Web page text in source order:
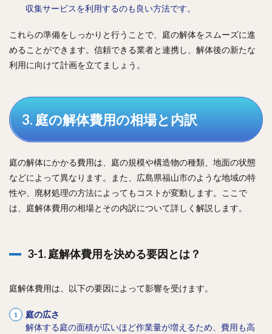
収集サービスを利用するのも良い方法です。
これらの準備をしっかりと行うことで、庭の解体をスムーズに進
めることができます。信頼できる業者と連携し、解体後の新たな
利用に向けて計画を立てましょう。
3. 庭の解体費用の相場と内訳
庭の解体にかかる費用は、庭の規模や構造物の種類、地面の状態
などによって異なります。また、広島県福山市のような地域の特
性や、廃材処理の方法によってもコストが変動します。ここで
は、庭解体費用の相場とその内訳について詳しく解説します。
3-1. 庭解体費用を決める要因とは？
庭解体費用は、以下の要因によって影響を受けます。
庭の広さ
解体する庭の面積が広いほど作業量が増えるため、費用も高